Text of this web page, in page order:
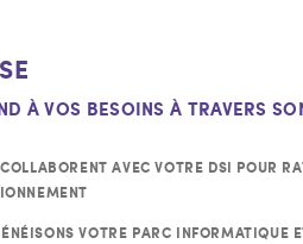
À VOS BESOINS À TRAVERS
AVEC VOTRE DSI POUR
VOTRE PARC INFORMATIQUE